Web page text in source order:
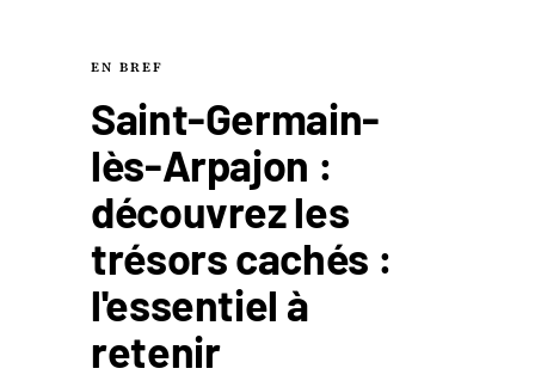
EN BREF
Saint-Germain-
lès-Arpajon :
découvrez les
trésors cachés :
l'essentiel à
retenir